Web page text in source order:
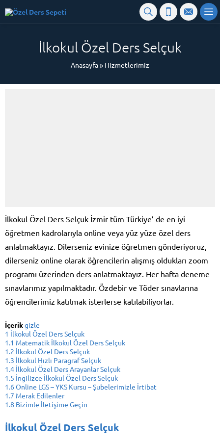
İlkokul Özel Ders Selçuk
Anasayfa» Hizmetlerimiz
İlkokul Özel Ders Selçuk İzmir tüm Türkiye’ de en iyi
öğretmen kadrolarıyla online veya yüz yüze özel ders
anlatmaktayız. Dilerseniz evinize öğretmen gönderiyoruz,
dilerseniz online olarak öğrencilerin alışmış oldukları zoom
programı üzerinden ders anlatmaktayız. Her hafta deneme
sınavlarımız yapılmaktadır. Özdebir ve Töder sınavlarına
öğrencilerimiz katılmak isterlerse katılabiliyorlar.
İçerikgizle
1 İlkokul Özel Ders Selçuk
1.1 Matematik İlkokul Özel Ders Selçuk
1.2 İlkokul Özel Ders Selçuk
1.3 İlkokul Hızlı Paragraf Selçuk
1.4 İlkokul Özel Ders Arayanlar Selçuk
1.5 İngilizce İlkokul Özel Ders Selçuk
1.6Online LGS – YKS Kursu – Şubelerimizle İrtibat
1.7 Merak Edilenler
1.8 Bizimle İletişime Geçin
İlkokul Özel Ders Selçuk